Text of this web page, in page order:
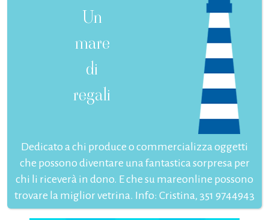
Un
mare
di
regali
Dedicato a chi produce o commercializza oggetti
che possono diventare una fantastica sorpresa per
chi li riceverà in dono. E che su mareonline possono
trovare la miglior vetrina. Info: Cristina, 351 9744943